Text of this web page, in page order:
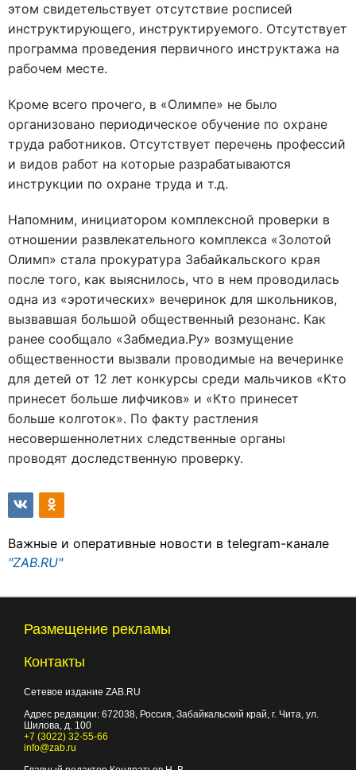
этом свидетельствует отсутствие росписей
инструктирующего, инструктируемого. Отсутствует
программа проведения первичного инструктажа на
рабочем месте.
Кроме всего прочего, в «Олимпе» не было
организовано периодическое обучение по охране
труда работников. Отсутствует перечень профессий
и видов работ на которые разрабатываются
инструкции по охране труда и т.д.
Напомним, инициатором комплексной проверки в
отношении развлекательного комплекса «Золотой
Олимп» стала прокуратура Забайкальского края
после того, как выяснилось, что в нем проводилась
одна из «эротических» вечеринок для школьников,
вызвавшая большой общественный резонанс. Как
ранее сообщало «Забмедиа.Ру» возмущение
общественности вызвали проводимые на вечеринке
для детей от 12 лет конкурсы среди мальчиков «Кто
принесет больше лифчиков» и «Кто принесет
больше колготок». По факту растления
несовершеннолетних следственные органы
проводят доследственную проверку.
Важные и оперативные новости в telegram-канале
"ZAB.RU"
Размещение рекламы
Контакты
Сетевое издание ZAB.RU
Адрес редакции: 672038, Россия, Забайкальский край, г. Чита, ул.
Шилова, д. 100
+7 (3022) 32-55-66
info@zab.ru